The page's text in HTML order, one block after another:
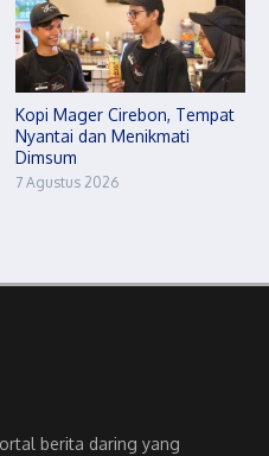
Kopi Mager Cirebon, Tempat
Nyantai dan Menikmati
Dimsum
7 Agustus 2026
berita daring yang